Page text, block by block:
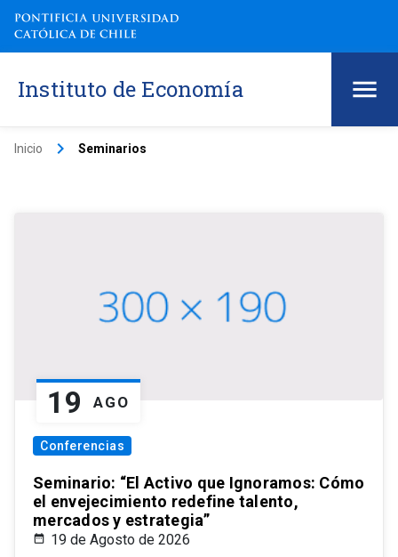
Instituto de Economía
Inicio keyboard_arrow_right Seminarios
19 AGO
Conferencias
Seminario: “El Activo que Ignoramos: Cómo
el envejecimiento redefine talento,
mercados y estrategia”
19 de Agosto de 2026